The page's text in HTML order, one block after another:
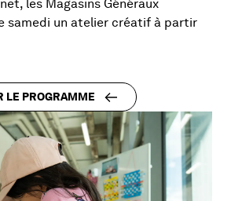
les Magasins Généraux
samedi un atelier créatif à partir
LE PROGRAMME